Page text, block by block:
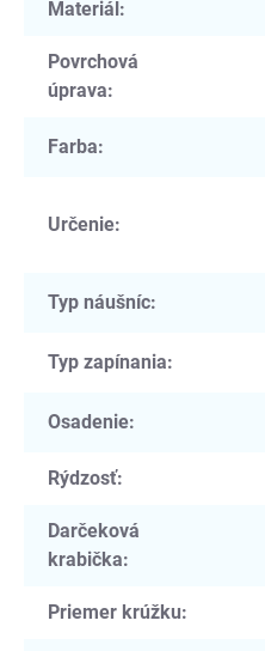
Materiál:
Povrchová
úprava:
Farba:
Určenie:
Typ náušníc:
Typ zapínania:
Osadenie:
Rýdzosť:
Darčeková
krabička:
Priemer krúžku: